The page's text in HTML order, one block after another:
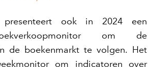
presenteert ook in 2024 een
om de
de boekenmarkt te volgen. Het
om indicatoren over